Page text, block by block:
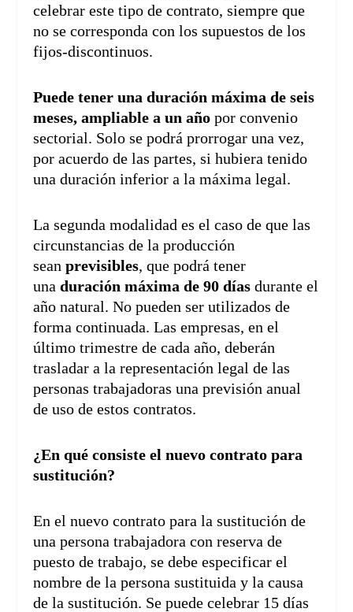
celebrar este tipo de contrato, siempre que
no se corresponda con los supuestos de los
fijos-discontinuos.
Puede tener una duración máxima de seis
meses, ampliable a un año por convenio
sectorial. Solo se podrá prorrogar una vez,
por acuerdo de las partes, si hubiera tenido
una duración inferior a la máxima legal.
La segunda modalidad es el caso de que las
circunstancias de la producción
seanprevisibles, que podrá tener
unaduración máxima de 90 días durante el
año natural. No pueden ser utilizados de
forma continuada. Las empresas, en el
último trimestre de cada año, deberán
trasladar a la representación legal de las
personas trabajadoras una previsión anual
de uso de estos contratos.
¿En qué consiste el nuevo contrato para
sustitución?
En el nuevo contrato para la sustitución de
una persona trabajadora con reserva de
puesto de trabajo, se debe especificar el
nombre de la persona sustituida y la causa
de la sustitución. Se puede celebrar 15 días